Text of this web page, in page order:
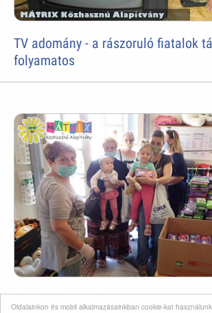
Oldalainkon és mobil alkalmazásainkban cookie-kat
TV adomány - a rászoruló fiatalok
folyamatos
Családtámogatás